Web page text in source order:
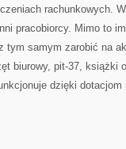
rachunkowych.
pracobiorcy. Mimo to
tym samym zarobić na
biurowy, pit-37, książki
dzięki